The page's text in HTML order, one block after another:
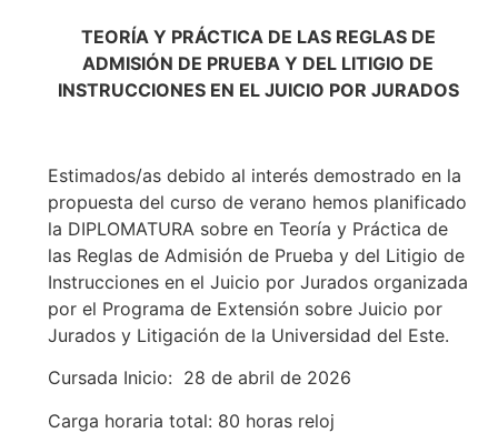
TEORÍA Y PRÁCTICA DE LAS REGLAS DE
ADMISIÓN DE PRUEBA Y DEL LITIGIO DE
INSTRUCCIONES EN EL JUICIO POR JURADOS
Estimados/as debido al interés demostrado en la
propuesta del curso de verano hemos planificado
la DIPLOMATURA sobre en Teoría y Práctica de
las Reglas de Admisión de Prueba y del Litigio de
Instrucciones en el Juicio por Jurados organizada
por el Programa de Extensión sobre Juicio por
Jurados y Litigación de la Universidad del Este.
Cursada Inicio: 28 de abril de 2026
Carga horaria total: 80 horas reloj